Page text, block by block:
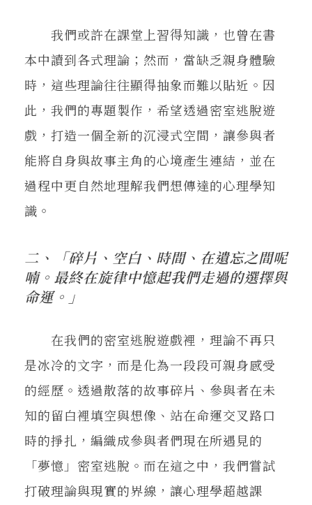
我們或許在課堂上習得知識，也曾在書
本中讀到各式理論；然而，當缺乏親身體驗
時，這些理論往往顯得抽象而難以貼近。因
此，我們的專題製作，希望透過密室逃脫遊
戲，打造一個全新的沉浸式空間，讓參與者
能將自身與故事主角的心境產生連結，並在
過程中更自然地理解我們想傳達的心理學知
識。
二、「碎片、空白、時間、在遺忘之間呢
喃。最終在旋律中憶起我們走過的選擇與
命運。」
在我們的密室逃脫遊戲裡，理論不再只
是冰冷的文字，而是化為一段段可親身感受
的經歷。透過散落的故事碎片、參與者在未
知的留白裡填空與想像、站在命運交叉路口
時的掙扎，編織成參與者們現在所遇見的
「夢憶」密室逃脫。而在這之中，我們嘗試
打破理論與現實的界線，讓心理學超越課